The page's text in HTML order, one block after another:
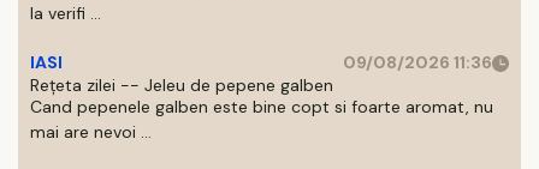
la verifi ...
IASI
09/08/2026 11:36
Rețeta zilei -- Jeleu de pepene galben
Cand pepenele galben este bine copt si foarte aromat, nu
mai are nevoi ...